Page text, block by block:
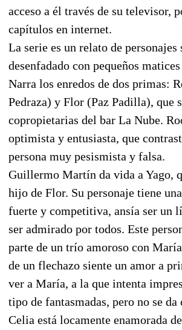
acceso a él través de su televisor,
capítulos en internet.
La serie es un relato de personajes
desenfadado con pequeños
Narra los enredos de dos primas:
Pedraza) y Flor (Paz Padilla), que
copropietarias del bar La Nube.
optimista y entusiasta, que
persona muy pesismista y falsa.
Guillermo Martín da vida a Yago,
hijo de Flor. Su personaje tiene
fuerte y competitiva, ansía ser un
ser admirado por todos. Este
parte de un trío amoroso con
de un flechazo siente un amor a
ver a María, a la que intenta
tipo de fantasmadas, pero no se da
Celia está locamente enamorada